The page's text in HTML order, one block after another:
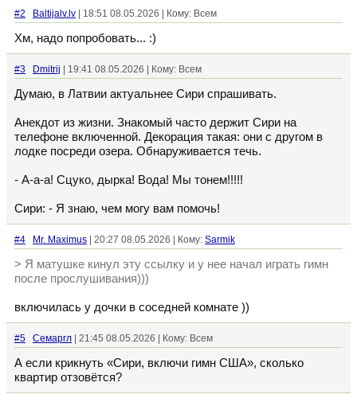
#2 Baltijalv.lv | 18:51 08.05.2026 | Кому: Всем
Хм, надо попробовать... :)
#3 Dmitrij | 19:41 08.05.2026 | Кому: Всем
Думаю, в Латвии актуальнее Сири спрашивать.
Анекдот из жизни. Знакомый часто держит Сири на
телефоне включенной. Декорация такая: они с другом в
лодке посреди озера. Обнаруживается течь.
- А-а-а! Сцуко, дырка! Вода! Мы тонем!!!!!
Сири: - Я знаю, чем могу вам помочь!
#4 Mr. Maximus | 20:27 08.05.2026 | Кому: Sarmik
> Я матушке кинул эту ссылку и у нее начал играть гимн
после прослушивания)))
включилась у дочки в соседней комнате ))
#5 Семаргл | 21:45 08.05.2026 | Кому: Всем
А если крикнуть «Сири, включи гимн США», сколько
квартир отзовётся?